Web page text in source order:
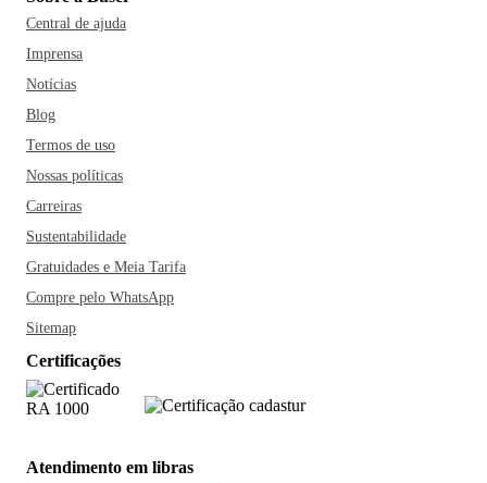
Central de ajuda
Imprensa
Notícias
Blog
Termos de uso
Nossas políticas
Carreiras
Sustentabilidade
Gratuidades e Meia Tarifa
Compre pelo WhatsApp
Sitemap
Certificações
Atendimento em libras